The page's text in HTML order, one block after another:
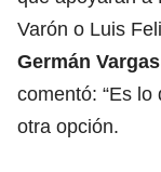
Varón o Luis
Germán
comentó: “Es lo
otra opción.